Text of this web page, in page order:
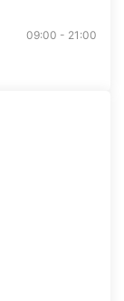
09:00 - 21:00